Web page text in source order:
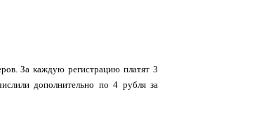
За каждую регистрацию платят 3
дополнительно по 4 рубля за